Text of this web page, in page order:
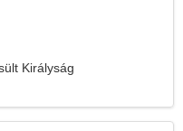
Királyság